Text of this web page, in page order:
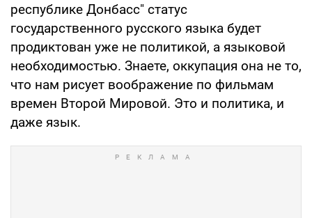
республике Донбасс" статус
государственного русского языка будет
продиктован уже не политикой, а языковой
необходимостью. Знаете, оккупация она не то,
что нам рисует воображение по фильмам
времен Второй Мировой. Это и политика, и
даже язык.